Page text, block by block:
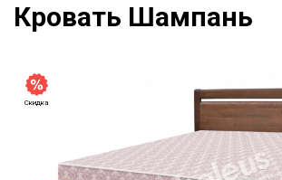
Кровать Шампань
Скидка